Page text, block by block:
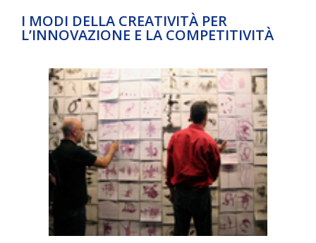
I MODI DELLA CREATIVITÀ PER
L’INNOVAZIONE E LA COMPETITIVITÀ